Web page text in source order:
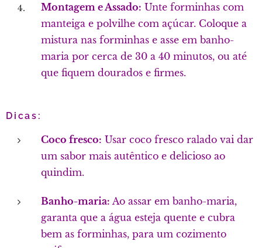
Montagem e Assado: Unte forminhas com
manteiga e polvilhe com açúcar. Coloque a
mistura nas forminhas e asse em banho-
maria por cerca de 30 a 40 minutos, ou até
que fiquem dourados e firmes.
Dicas:
Coco fresco: Usar coco fresco ralado vai dar
um sabor mais autêntico e delicioso ao
quindim.
Banho-maria: Ao assar em banho-maria,
garanta que a água esteja quente e cubra
bem as forminhas, para um cozimento